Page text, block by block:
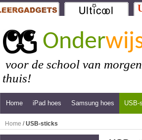
Onder
voor de school van
thuis!
Home iPad hoes Samsung hoes USB-
Home /USB-sticks